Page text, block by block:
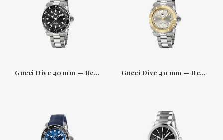
Gucci Dive 40 mm — Reloj de acero con esfera negra Gucci Dive 40 mm — Reloj de acero con esfera plateada